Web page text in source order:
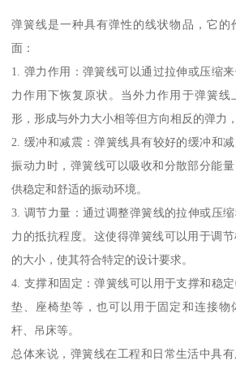
弹簧线是一种具有弹性的线状物品，它的
面：
1. 弹力作用：弹簧线可以通过拉伸或压缩
力作用下恢复原状。当外力作用于弹簧线
形，形成与外力大小相等但方向相反的弹力
2. 缓冲和减震：弹簧线具有较好的缓冲和
振动力时，弹簧线可以吸收和分散部分能
供稳定和舒适的振动环境。
3. 调节力量：通过调整弹簧线的拉伸或压
力的抵抗程度。这使得弹簧线可以用于调
的大小，使其符合特定的设计要求。
4. 支撑和固定：弹簧线可以用于支撑和稳
垫、座椅垫等，也可以用于固定和连接物
杆、吊床等。
总体来说，弹簧线在工程和日常生活中具